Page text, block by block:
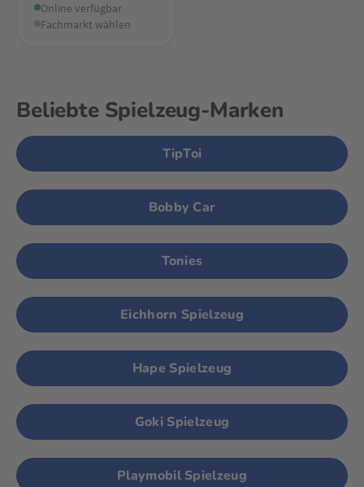
Online verfügbar
Fachmarkt wählen
Beliebte Spielzeug-Marken
TipToi
Bobby Car
Tonies
Eichhorn Spielzeug
Hape Spielzeug
Goki Spielzeug
Playmobil Spielzeug